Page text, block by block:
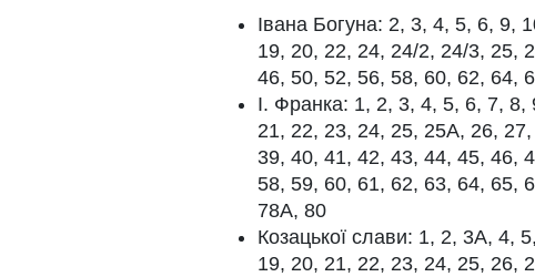
Івана Богуна: 2, 3, 4, 5, 6, 9,
19, 20, 22, 24, 24/2, 24/3, 25,
46, 50, 52, 56, 58, 60, 62, 64,
І. Франка: 1, 2, 3, 4, 5, 6, 7,
21, 22, 23, 24, 25, 25А, 26,
39, 40, 41, 42, 43, 44, 45, 46,
58, 59, 60, 61, 62, 63, 64, 65,
78А, 80
Козацької слави: 1, 2, 3А, 4,
19, 20, 21, 22, 23, 24, 25, 26,